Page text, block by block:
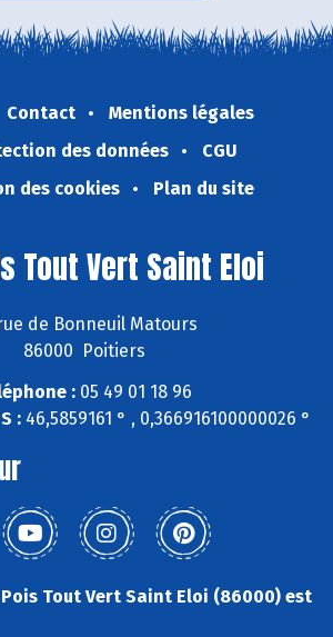
Contact
Mentions légales
des données
CGU
des cookies
Plan du site
Tout Vert Saint Eloi
de Bonneuil Matours
86000 Poitiers
: 05 49 01 18 96
:46,5859161 ° , 0,366916100000026 °
Tout Vert Saint Eloi (86000) est